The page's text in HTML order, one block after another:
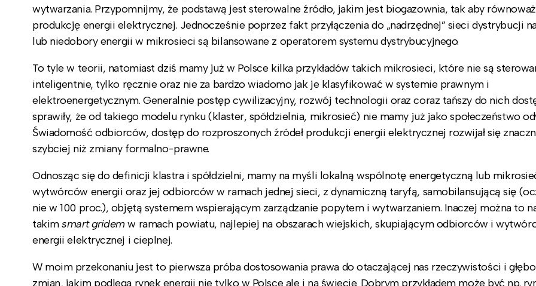
wytwarzania. Przypomnijmy, że podstawą jest sterowalne źródło, jakim jest biogazownia, tak aby
produkcję energii elektrycznej. Jednocześnie poprzez fakt przyłączenia do „nadrzędnej” sieci dystrybucji
lub niedobory energii w mikrosieci są bilansowane z operatorem systemu dystrybucyjnego.
To tyle w teorii, natomiast dziś mamy już w Polsce kilka przykładów takich mikrosieci, które nie są
inteligentnie, tylko ręcznie oraz nie za bardzo wiadomo jak je klasyfikować w systemie prawnym i
elektroenergetycznym. Generalnie postęp cywilizacyjny, rozwój technologii oraz coraz tańszy do nich
sprawiły, że od takiego modelu rynku (klaster, spółdzielnia, mikrosieć) nie mamy już jako społeczeństwo
Świadomość odbiorców, dostęp do rozproszonych źródeł produkcji energii elektrycznej rozwijał się
szybciej niż zmiany formalno-prawne.
Odnosząc się do definicji klastra i spółdzielni, mamy na myśli lokalną wspólnotę energetyczną lub
wytwórców energii oraz jej odbiorców w ramach jednej sieci, z dynamiczną taryfą, samobilansującą się
nie w 100 proc.), objętą systemem wspierającym zarządzanie popytem i wytwarzaniem. Inaczej można to
takimsmart gridemw ramach powiatu, najlepiej na obszarach wiejskich, skupiającym odbiorców i
energii elektrycznej i cieplnej.
W moim przekonaniu jest to pierwsza próba dostosowania prawa do otaczającej nas rzeczywistości i
zmian, jakim podlega rynek energii nie tylko w Polsce ale i na świecie. Dobrym przykładem może być np.